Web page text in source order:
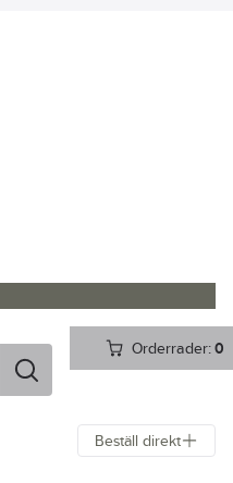
Orderrader:0
Beställ direkt